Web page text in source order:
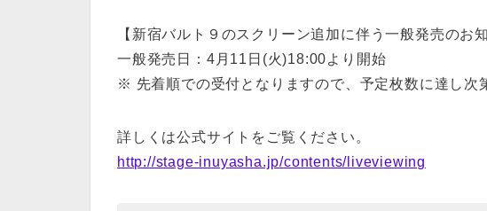
【新宿バルト９のスクリーン追加に伴う一般発売のお知
一般発売日：4月11日(火)18:00より開始
※ 先着順での受付となりますので、予定枚数に達し次
詳しくは公式サイトをご覧ください。
http://stage-inuyasha.jp/contents/liveviewing